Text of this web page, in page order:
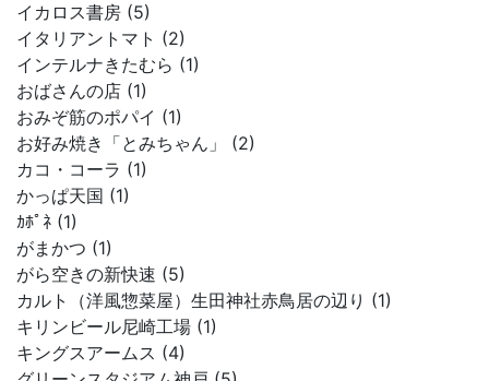
イカロス書房 (5)
イタリアントマト (2)
インテルナきたむら (1)
おばさんの店 (1)
おみぞ筋のポパイ (1)
お好み焼き「とみちゃん」 (2)
カコ・コーラ (1)
かっぱ天国 (1)
ｶﾎﾟﾈ (1)
がまかつ (1)
がら空きの新快速 (5)
カルト（洋風惣菜屋）生田神社赤鳥居の辺り (1)
キリンビール尼崎工場 (1)
キングスアームス (4)